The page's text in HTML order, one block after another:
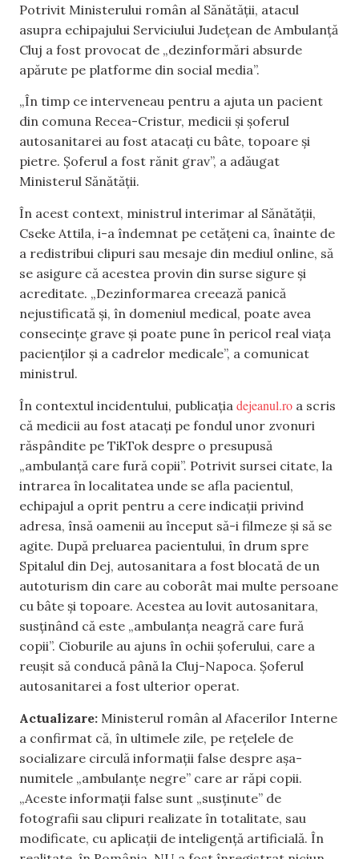
Potrivit Ministerului român al Sănătății, atacul
asupra echipajului Serviciului Județean de Ambulanță
Cluj a fost provocat de „dezinformări absurde
apărute pe platforme din social media”.
„În timp ce interveneau pentru a ajuta un pacient
din comuna Recea-Cristur, medicii și șoferul
autosanitarei au fost atacați cu bâte, topoare și
pietre. Șoferul a fost rănit grav”, a adăugat
Ministerul Sănătății.
În acest context, ministrul interimar al Sănătății,
Cseke Attila, i-a îndemnat pe cetățeni ca, înainte de
a redistribui clipuri sau mesaje din mediul online, să
se asigure că acestea provin din surse sigure și
acreditate. „Dezinformarea creează panică
nejustificată și, în domeniul medical, poate avea
consecințe grave și poate pune în pericol real viața
pacienților și a cadrelor medicale”, a comunicat
ministrul.
În contextul incidentului, publicația dejeanul.ro a scris
că medicii au fost atacați pe fondul unor zvonuri
răspândite pe TikTok despre o presupusă
„ambulanță care fură copii”. Potrivit sursei citate, la
intrarea în localitatea unde se afla pacientul,
echipajul a oprit pentru a cere indicații privind
adresa, însă oamenii au început să-i filmeze și să se
agite. După preluarea pacientului, în drum spre
Spitalul din Dej, autosanitara a fost blocată de un
autoturism din care au coborât mai multe persoane
cu bâte și topoare. Acestea au lovit autosanitara,
susținând că este „ambulanța neagră care fură
copii”. Cioburile au ajuns în ochii șoferului, care a
reușit să conducă până la Cluj-Napoca. Șoferul
autosanitarei a fost ulterior operat.
Actualizare: Ministerul român al Afacerilor Interne
a confirmat că, în ultimele zile, pe rețelele de
socializare circulă informații false despre așa-
numitele „ambulanțe negre” care ar răpi copii.
„Aceste informații false sunt „susținute” de
fotografii sau clipuri realizate în totalitate, sau
modificate, cu aplicații de inteligență artificială. În